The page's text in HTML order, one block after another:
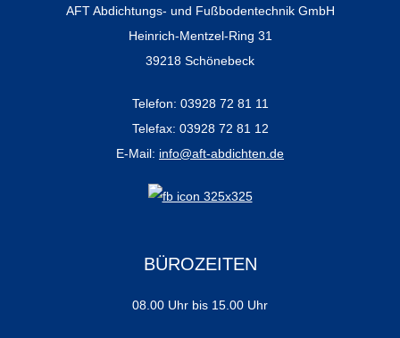
AFT Abdichtungs- und Fußbodentechnik GmbH
Heinrich-Mentzel-Ring 31
39218 Schönebeck
Telefon: 03928 72 81 11
Telefax: 03928 72 81 12
E-Mail: info@aft-abdichten.de
BÜROZEITEN
08.00 Uhr bis 15.00 Uhr